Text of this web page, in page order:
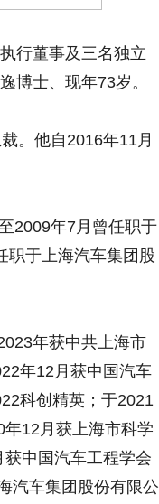
行董事及三名独立
博士、现年73岁。
。他自2016年11月
2009年7月曾任职于
职于上海汽车集团股
年获中共上海市
年12月获中国汽车
科创精英；于2021
12月获上海市科学
中国汽车工程学会
汽车集团股份有限公